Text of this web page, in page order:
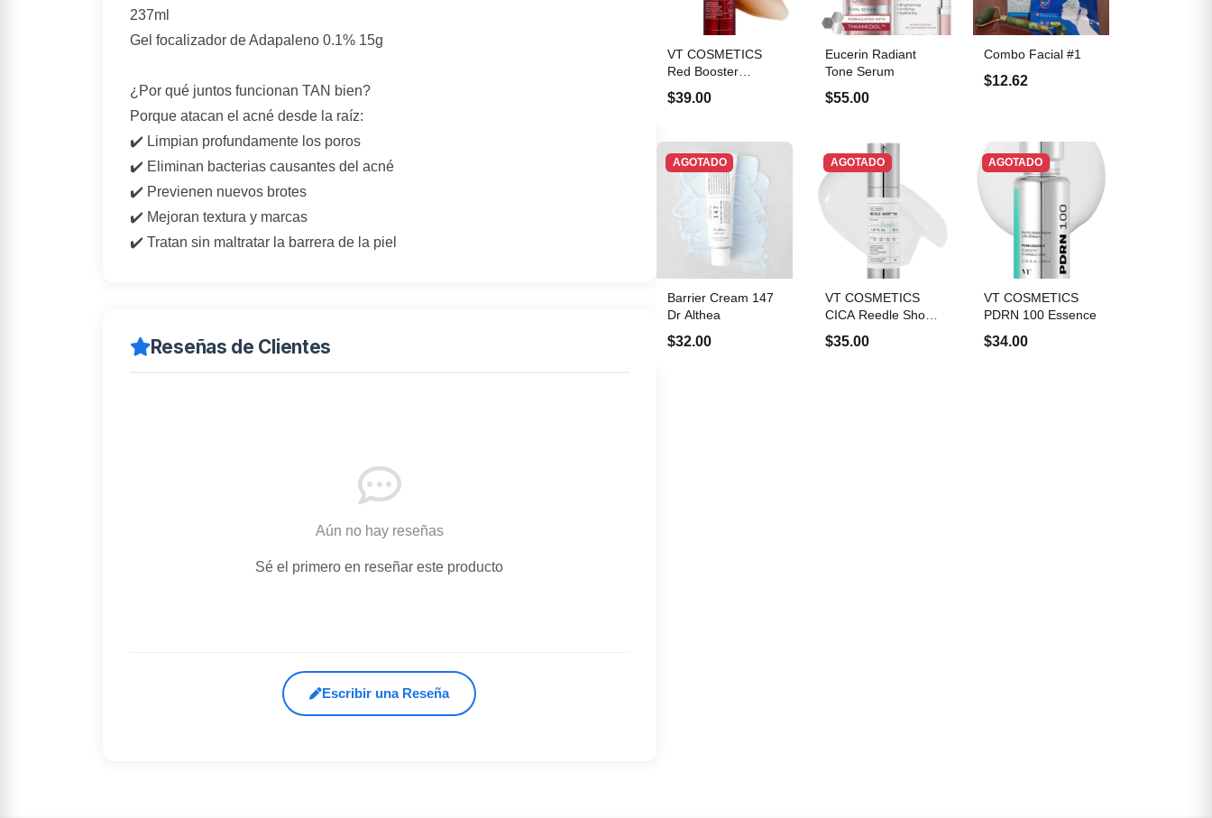
237ml
Gel focalizador de Adapaleno 0.1% 15g
¿Por qué juntos funcionan TAN bien?
Porque atacan el acné desde la raíz:
✔️ Limpian profundamente los poros
✔️ Eliminan bacterias causantes del acné
✔️ Previenen nuevos brotes
✔️ Mejoran textura y marcas
✔️ Tratan sin maltratar la barrera de la piel
Reseñas de Clientes
Aún no hay reseñas
Sé el primero en reseñar este producto
Escribir una Reseña
VT COSMETICS
Red Booster
Reedle Shot 100
$39.00
Eucerin Radiant
Tone Serum
$55.00
Combo Facial #1
$12.62
AGOTADO
Barrier Cream 147
Dr Althea
$32.00
AGOTADO
VT COSMETICS
CICA Reedle Shot
100 o 300
$35.00
AGOTADO
VT COSMETICS
PDRN 100 Essence
$34.00